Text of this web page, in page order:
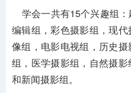
学会一共有15个兴趣组
编辑组，彩色摄影组，现
像组，电影电视组，历史
组，医学摄影组，自然摄
和新闻摄影组。